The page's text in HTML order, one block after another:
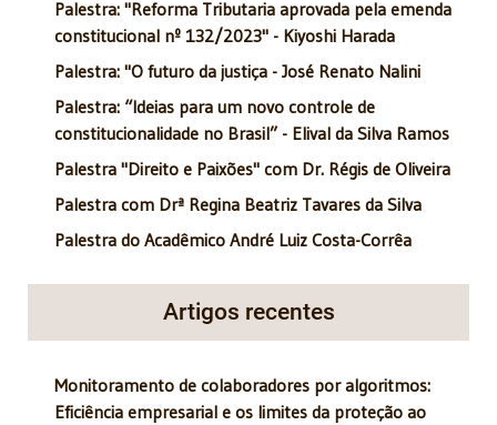
Palestra: "Reforma Tributaria aprovada pela emenda
constitucional nº 132/2023" - Kiyoshi Harada
Palestra: "O futuro da justiça - José Renato Nalini
Palestra: “Ideias para um novo controle de
constitucionalidade no Brasil” - Elival da Silva Ramos
Palestra "Direito e Paixões" com Dr. Régis de Oliveira
Palestra com Drª Regina Beatriz Tavares da Silva
Palestra do Acadêmico André Luiz Costa-Corrêa
Artigos recentes
Monitoramento de colaboradores por algoritmos:
Eficiência empresarial e os limites da proteção ao